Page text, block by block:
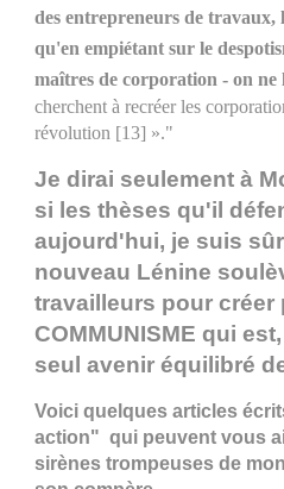
des entrepreneurs de travaux,
qu'en empiétant sur le
maîtres de corporation - on
cherchent à recréer les
révolution [13] »."
Je dirai seulement à
si les thèses qu'il
aujourd'hui, je suis
nouveau Lénine
travailleurs pour créer
COMMUNISME qui
seul avenir équilibré
Voici quelques articles
action" qui peuvent vous
sirènes trompeuses de